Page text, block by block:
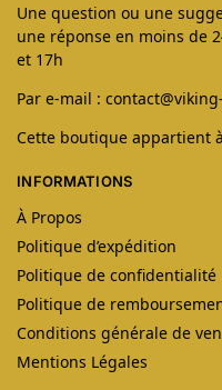
Une question ou une
une réponse en moins de
et 17h
Par e-mail :
Cette boutique appartient
INFORMATIONS
À Propos
Politique d’expédition
Politique de confidentialité
Politique de
Conditions générale de
Mentions Légales